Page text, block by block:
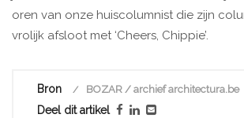
oren van onze huiscolumnist die zijn
vrolijk afsloot met ‘Cheers, Chippie’.
Bron BOZAR / archief architectura.be
Deel dit artikel